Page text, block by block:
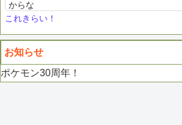
からな
これきらい！
お知らせ
ポケモン30周年！